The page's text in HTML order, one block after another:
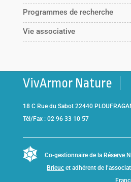
Programmes de recherche
Vie associative
VivArmor Nature
18 C Rue du Sabot 22440
Tél/Fax : 02 96 33 10 57
Co-gestionnaire de la Réserve
Brieuc et adhérent de